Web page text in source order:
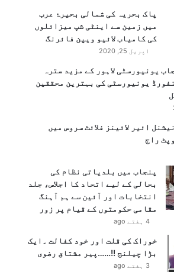
پاک بحریہ کی شمالی بحیرۂ عرب
میں زمین سے اینٹی شپ میزائلوں
کی کامیاب لائیو ویپن فائرنگ
اپریل 25, 2020
یونیورسٹی لاہور کے مزید سترہ
یونیورسٹی کی بہترین محققین
ائیر لائینز فلائٹ سروس میں
راج
پنجاب میں بلدیاتی نظام کی
بحالی کے لیے اتحاد کا اجلاس، جلد
انتخابات اور آئین سے ہم آہنگ
مقامی حکومتوں کے قیام پر زور
4 ہفتے ago
خوراک کی قلت اور خود کفالت ۔ایک
بڑا چیلنج !!……پیر مشتاق رضوی
3 ہفتے ago